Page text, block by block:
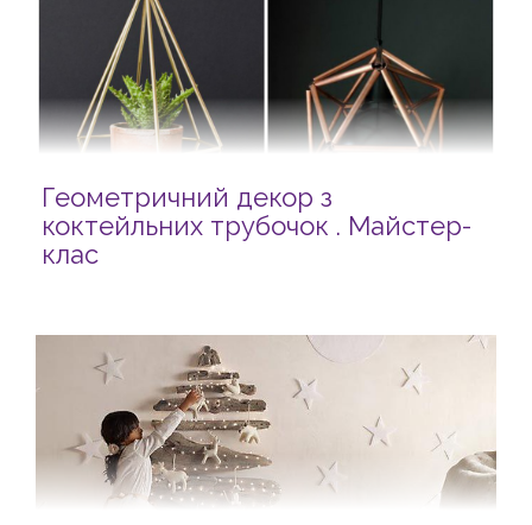
Геометричний декор з
коктейльних трубочок . Майстер-
клас